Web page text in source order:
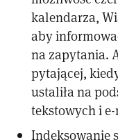
kalendarza,
aby
na zapytania.
pytającej,
ustaliła na
tekstowych i
Indeksowanie